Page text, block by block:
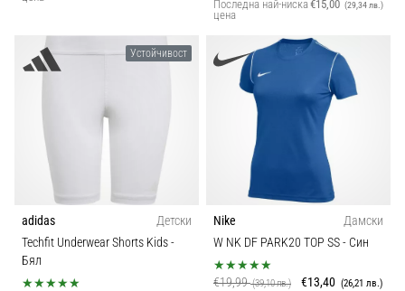
Последна най-ниска
цена
€15,00 (29,34 лв.)
Устойчивост
adidas
Детски
Techfit Underwear Shorts Kids-
Бял
Nike
Дамски
W NK DF PARK20 TOP SS- Син
€19,99(39,10 лв.) €13,40 (26,21 лв.)